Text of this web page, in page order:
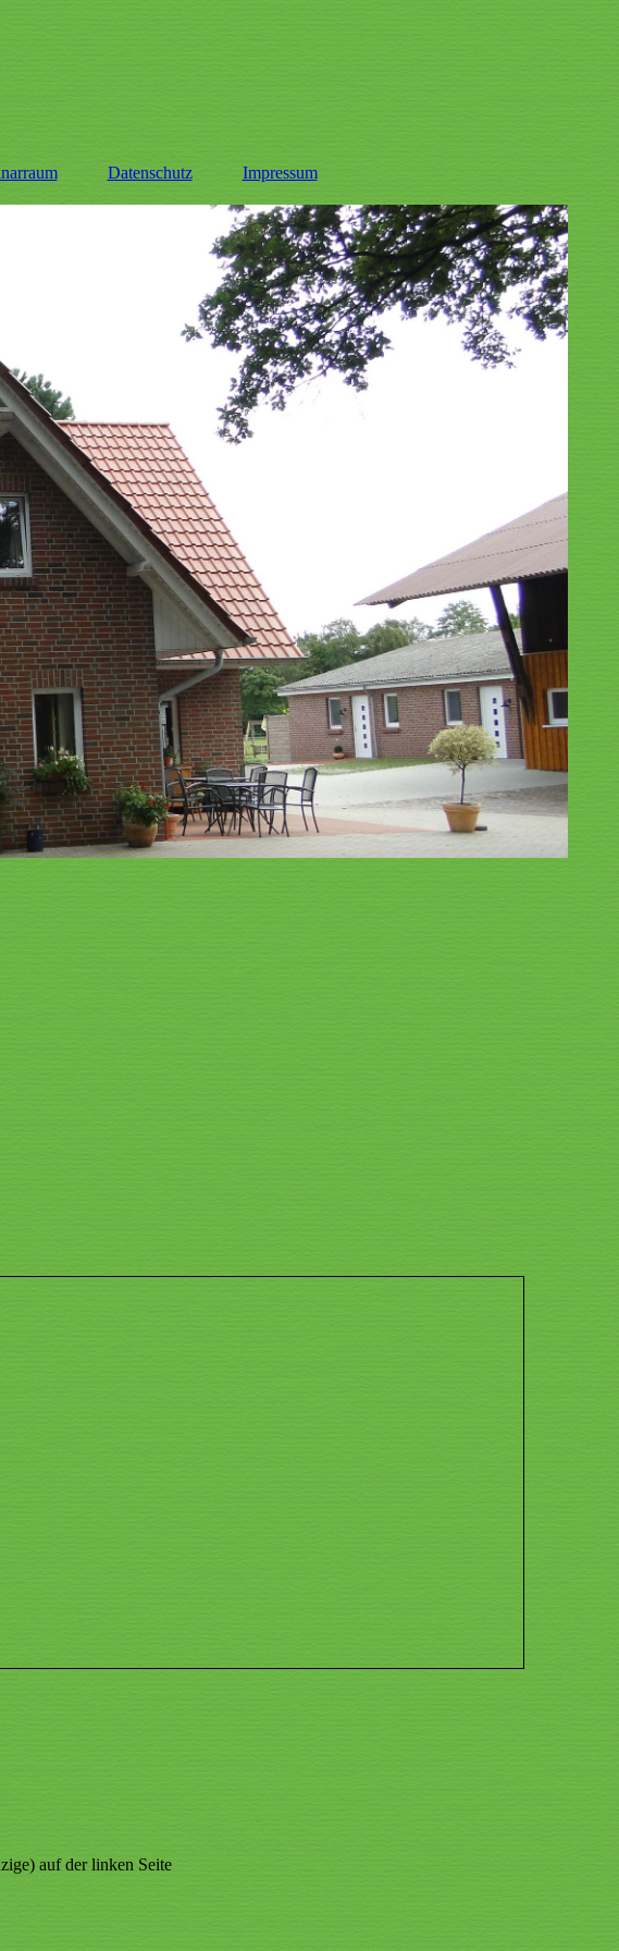
Datenschutz Impressum
auf der linken Seite